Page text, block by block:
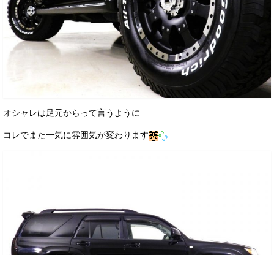
オシャレは足元からって言うように
コレでまた一気に雰囲気が変わります